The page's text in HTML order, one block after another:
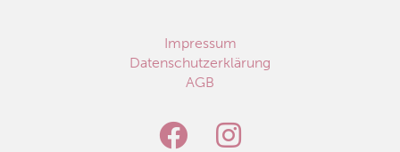
Impressum
Datenschutzerklärung
AGB